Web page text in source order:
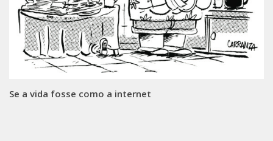
Se a vida fosse como a internet